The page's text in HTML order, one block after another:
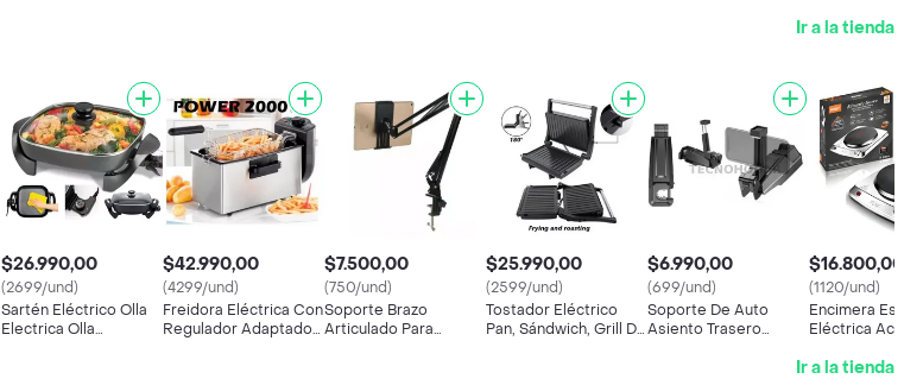
Ir a la tienda
$26.990,00
(2699/und)
Sartén Eléctrico Olla
Electrica Olla
$42.990,00
(4299/und)
Freidora Eléctrica Con
Regulador Adaptador
$7.500,00
(750/und)
Soporte Brazo
Articulado Para
$25.990,00
(2599/und)
Tostador Eléctrico
Pan, Sándwich, Grill De
$6.990,00
(699/und)
Soporte De Auto
Asiento Trasero
$16.800,00
(1120/und)
Encimera Estufa
Eléctrica Acero
Ir a la tienda